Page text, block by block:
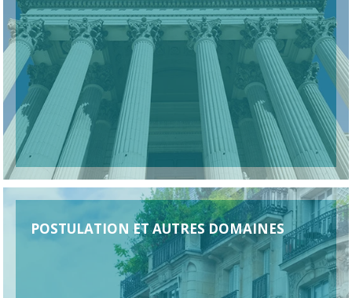
POSTULATION ET AUTRES DOMAINES